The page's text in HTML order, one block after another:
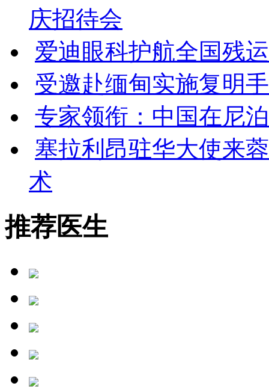
庆招待会
爱迪眼科护航全国残
受邀赴缅甸实施复明
专家领衔：中国在尼
塞拉利昂驻华大使来
术
推荐医生